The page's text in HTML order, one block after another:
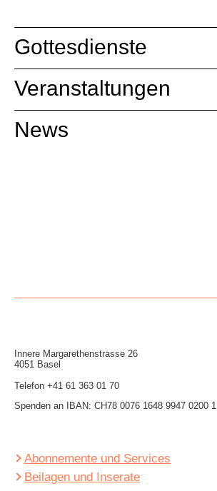
Gottesdienste
Veranstaltungen
News
Innere Mar­garethen­strasse 26
4051 Basel
Telefon +41 61 363 01 70
Spenden an IBAN: CH78 0076 1648 9947 0200 1
Abonnemente und Services
Beilagen und Inserate